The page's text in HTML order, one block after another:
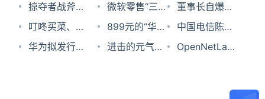
点”
2022十大事
件回顾与点评
馆馆长彭印
䃂：​VR技术延
伸了博物馆的
后都没买？小
米12S深度体
验
岗：R17标准
冻结，加速
5G终端在各
年｜一个全球
生态系统通力
合作的成功故
普华永道中国
发布“财务数
字化转型解决
掠夺者战斧
300评测：处
理器性能释放
微软零售“三
重奏”出炉，
feat.里竟然有
董事长自爆公
司前CEO涉嫌
贪腐，多益网
忆鲁其人其事
叮咚买菜、每
日优鲜、钱大
899元的“华为
Mate40保时
中国电信陈运
清：抓住云网
耕5G To B领
华为拟发行40
进击的元气森
OpenNetLab